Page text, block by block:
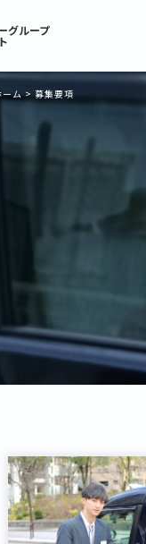
グループ
ーム> 募集要項